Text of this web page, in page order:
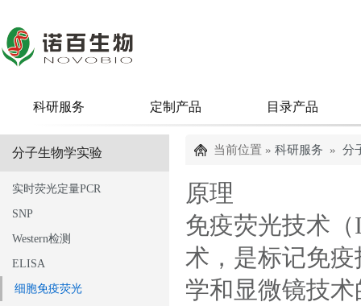
科研服务 定制产品 目录产品
分子生物学实验
实时荧光定量PCR
SNP
Western检测
ELISA
细胞免疫荧光
当前位置 » 科研服务 » 分
原理
免疫荧光技术（
术，是标记免
学和显微镜技